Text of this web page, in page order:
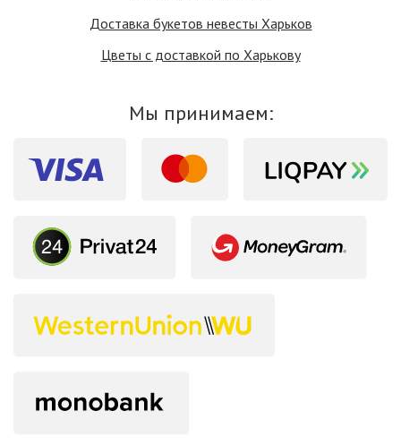
Доставка букетов невесты Харьков
Цветы с доставкой по Харькову
Мы принимаем: